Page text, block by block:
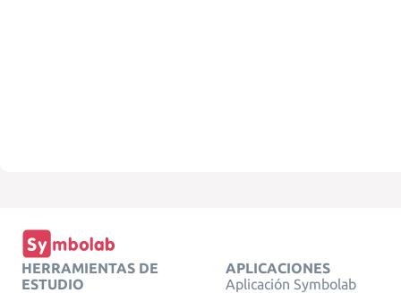
HERRAMIENTAS DE
ESTUDIO
APLICACIONES
Aplicación Symbolab